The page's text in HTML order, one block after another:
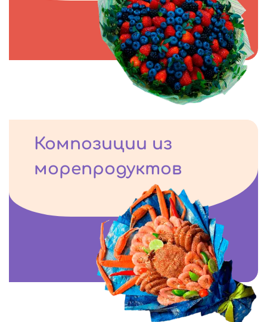
Композиции из
морепродуктов